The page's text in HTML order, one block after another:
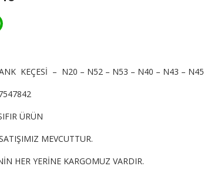
p
KEÇESİ – N20 – N52 – N53 – N40 – N43 – N45
ÜRÜN
MEVCUTTUR.
HER YERİNE KARGOMUZ VARDIR.